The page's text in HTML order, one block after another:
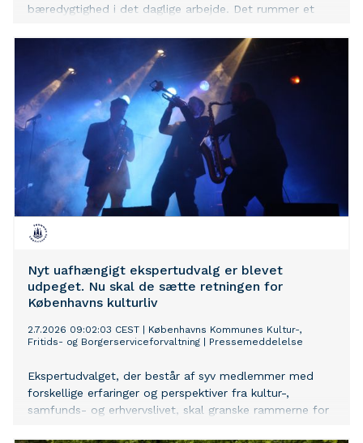
bæredygtighed i det daglige arbejde. Det rummer et
men også for kommunernes klimaarbejde. Det viser en
kortlægning fra Center for Bæredygtighed i Kulturlivet
under Kulturens Analyseinstitut.
Nyt uafhængigt ekspertudvalg er blevet
udpeget. Nu skal de sætte retningen for
Københavns kulturliv
2.7.2026 09:02:03 CEST
Københavns Kommunes Kultur-,
Fritids- og Borgerserviceforvaltning
Pressemeddelelse
Ekspertudvalget, der består af syv medlemmer med
forskellige erfaringer og perspektiver fra kultur-,
samfunds- og erhvervslivet, skal granske rammerne for